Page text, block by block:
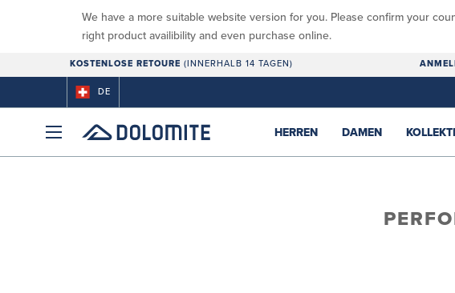
We have a more suitable website version for you. Please confirm your
right product availibility and even purchase online.
KOSTENLOSE RETOURE (INNERHALB 14 TAGEN)
DE
HERREN DAMEN